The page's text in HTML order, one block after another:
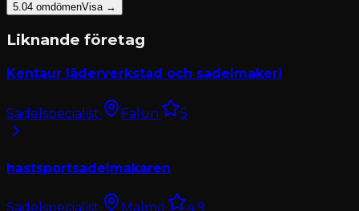
5.04 omdömenVisa →
Liknande företag
Kentaur läderverkstad och sadelmakeri
Sadelspecialist· Falun· 5
hastsportsadelmakaren
Sadelspecialist· Malmö· 4.9